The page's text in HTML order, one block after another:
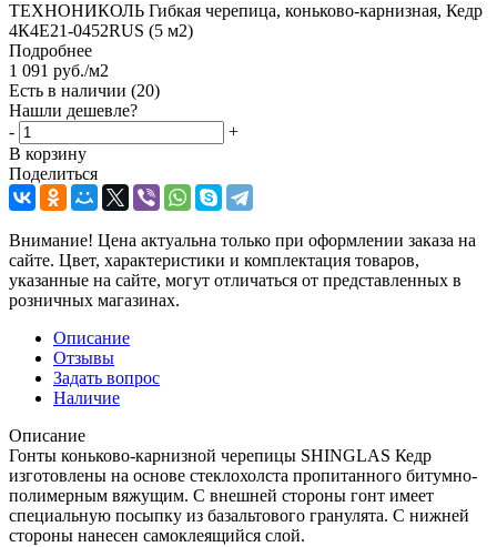
ТЕХНОНИКОЛЬ Гибкая черепица, коньково-карнизная, Кедр
4К4Е21-0452RUS (5 м2)
Подробнее
1 091 руб./м2
Есть в наличии (20)
Нашли дешевле?
-
+
В корзину
Поделиться
Внимание! Цена актуальна только при оформлении заказа на
сайте. Цвет, характеристики и комплектация товаров,
указанные на сайте, могут отличаться от представленных в
розничных магазинах.
Описание
Отзывы
Задать вопрос
Наличие
Описание
Гонты коньково-карнизной черепицы SHINGLAS Кедр
изготовлены на основе стеклохолста пропитанного битумно-
полимерным вяжущим. С внешней стороны гонт имеет
специальную посыпку из базальтового гранулята. С нижней
стороны нанесен самоклеящийся слой.